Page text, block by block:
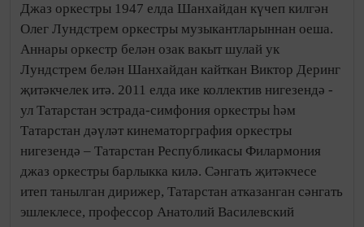
Джаз оркестры 1947 елда Шанхайдан күчеп килгән
Олег Лундстрем оркестры музыкантларыннан оеша.
Аннары оркестр белән озак вакыт шулай ук
Лундстрем белән Шанхайдан кайткан Виктор Деринг
җитәкчелек итә. 2011 елда ике коллектив нигезендә -
ул Татарстан эстрада-симфония оркестры һәм
Татарстан дәүләт кинематорграфия оркестры
нигезендә – Татарстан Республикасы Филармония
джаз оркестры барлыкка килә. Сәнгать җитәкчесе
итеп танылган дирижер, Татарстан атказанган сәнгать
эшлеклесе, профессор Анатолий Василевский